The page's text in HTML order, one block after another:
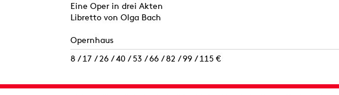
Eine Oper in drei Akten
Libretto von Olga Bach
Opernhaus
8 / 17 / 26 / 40 / 53 / 66 / 82 / 99 / 115 €